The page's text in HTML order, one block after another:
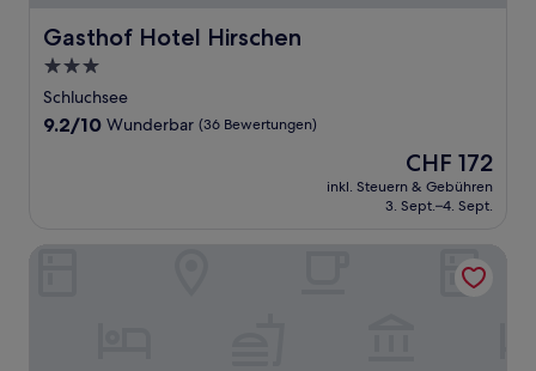
Gasthof Hotel Hirschen
Gasthof Hotel Hirschen
3.0-
Sterne-
Unterkunft
Schluchsee
9.2
9.2/10 Wunderbar (36 Bewertungen)
Der
Preis
beträgt
CHF 172
inkl. Steuern & Gebühren
3. Sept.–4. Sept.